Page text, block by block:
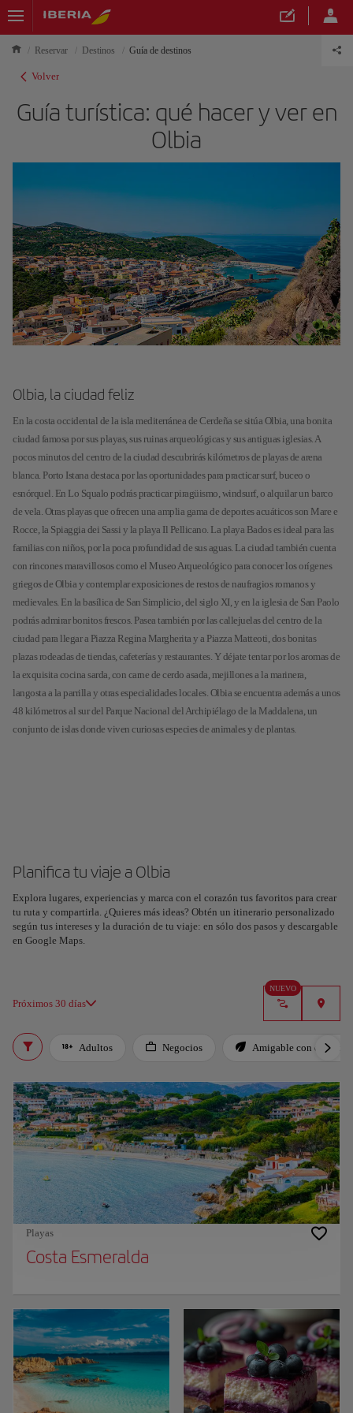
Reservar Destinos Guía de destinos
Volver
Guía turística: qué hacer y ver en
Olbia
Olbia, la ciudad feliz
En la costa occidental de la isla mediterránea de Cerdeña se sitúa Olbia, una bonita
ciudad famosa por sus playas, sus ruinas arqueológicas y sus antiguas iglesias. A
pocos minutos del centro de la ciudad descubrirás kilómetros de playas de arena
blanca. Porto Istana destaca por las oportunidades para practicar surf, buceo o
esnórquel. En Lo Squalo podrás practicar piragüismo, windsurf, o alquilar un barco
de vela. Otras playas que ofrecen una amplia gama de deportes acuáticos son Mare e
Rocce, la Spiaggia dei Sassi y la playa Il Pellicano. La playa Bados es ideal para las
familias con niños, por la poca profundidad de sus aguas. La ciudad también cuenta
con rincones maravillosos como el Museo Arqueológico para conocer los orígenes
griegos de Olbia y contemplar exposiciones de restos de naufragios romanos y
medievales. En la basílica de San Simplicio, del siglo XI, y en la iglesia de San Paolo
podrás admirar bonitos frescos. Pasea también por las callejuelas del centro de la
ciudad para llegar a Piazza Regina Margherita y a Piazza Matteoti, dos bonitas
plazas rodeadas de tiendas, cafeterías y restaurantes. Y déjate tentar por los aromas de
la exquisita cocina sarda, con carne de cerdo asada, mejillones a la marinera,
langosta a la parrilla y otras especialidades locales. Olbia se encuentra además a unos
48 kilómetros al sur del Parque Nacional del Archipiélago de la Maddalena, un
conjunto de islas donde viven curiosas especies de animales y de plantas.
Planifica tu viaje a Olbia
Explora lugares, experiencias y marca con el corazón tus favoritos para crear
tu ruta y compartirla. ¿Quieres más ideas? Obtén un itinerario personalizado
según tus intereses y la duración de tu viaje: en sólo dos pasos y descargable
en Google Maps.
Próximos 30 días
NUEVO
Adultos Negocios Amigable con el
Playas
Costa Esmeralda